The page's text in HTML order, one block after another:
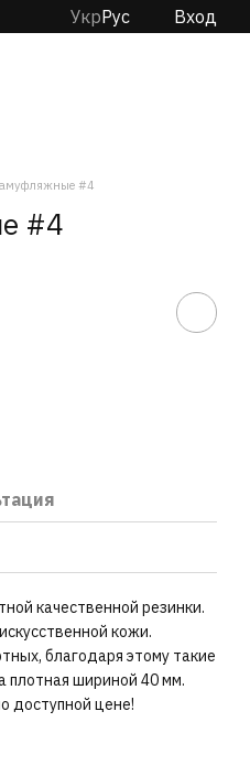
УкрРус Вход
#4
#4
качественной резинки.
кожи.
благодаря этому такие
плотная шириной 40 мм.
доступной цене!